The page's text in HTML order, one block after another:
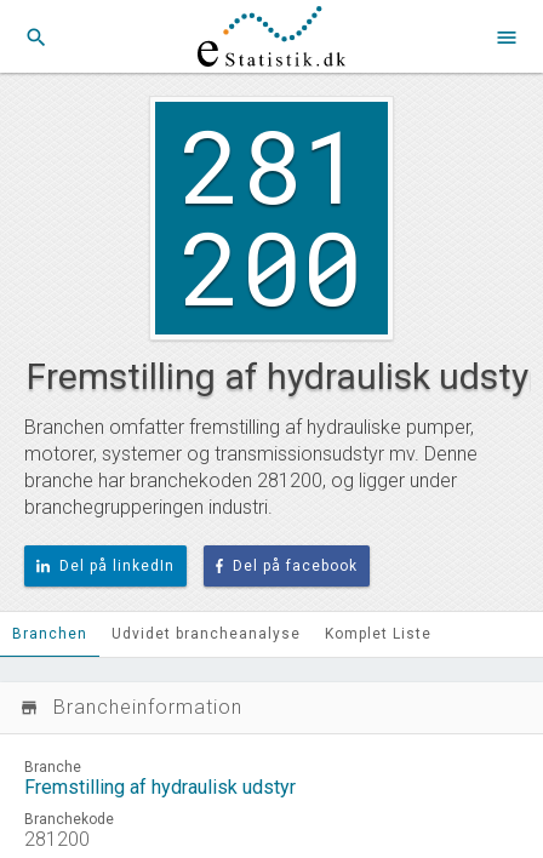
search menu
281
200
Fremstilling af hydraulisk udstyr
Branchen omfatter fremstilling af hydrauliske pumper,
motorer, systemer og transmissionsudstyr mv. Denne
branche har branchekoden 281200, og ligger under
branchegrupperingen industri.
Del på linkedIn Del på facebook
Branchen Udvidet brancheanalyse Komplet Liste
store_mall_directory Brancheinformation
Branche
Fremstilling af hydraulisk udstyr
Branchekode
281200